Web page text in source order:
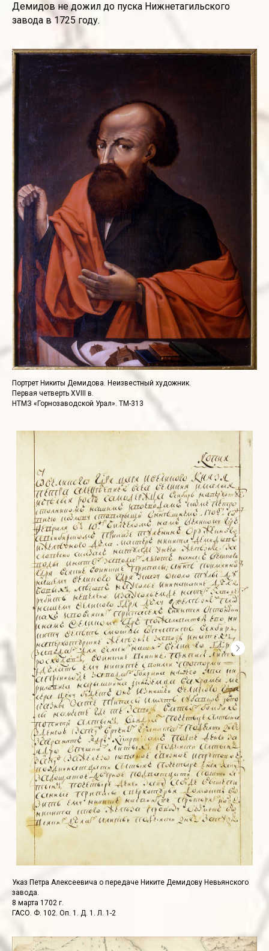
Демидов не дожил до пуска Нижнетагильского
завода в 1725 году.
Портрет Никиты Демидова. Неизвестный художник.
Первая четверть XVIII в.
НТМЗ «Горнозаводской Урал». ТМ-313
Указ Петра Алексеевича о передаче Никите Демидову Невьянского
завода.
8 марта 1702 г.
ГАСО. Ф. 102. Оп. 1. Д. 1. Л. 1-2